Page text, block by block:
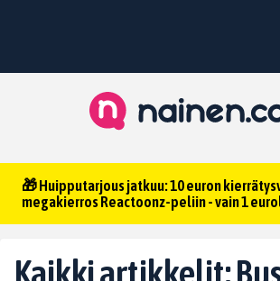
🎁 Huipputarjous jatkuu: 10 euron
megakierros Reactoonz-peliin - vain 1
Kaikki artikkelit: